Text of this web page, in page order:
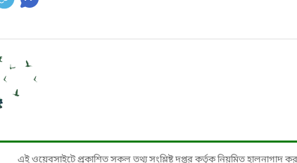
এই ওয়েবসাইটে প্রকাশিত সকল তথ্য সংশ্লিষ্ট দপ্তর কর্তৃক নিয়মিত হালনাগাদ করা